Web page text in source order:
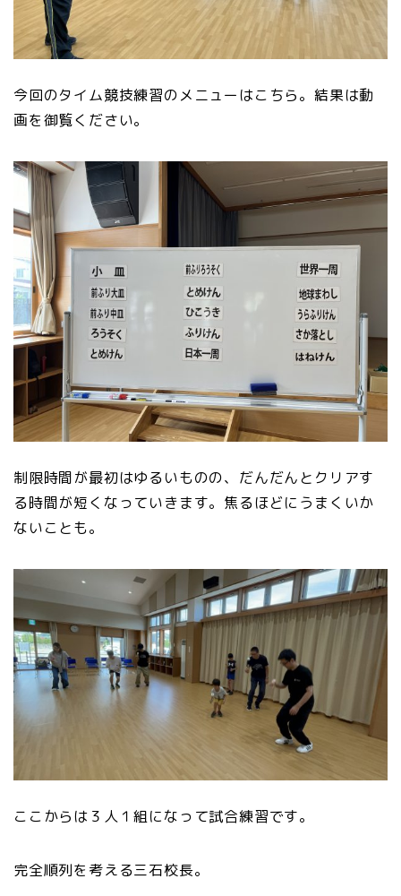
今回のタイム競技練習のメニューはこちら。結果は動
画を御覧ください。
制限時間が最初はゆるいものの、だんだんとクリアす
る時間が短くなっていきます。焦るほどにうまくいか
ないことも。
ここからは３人１組になって試合練習です。
完全順列を考える三石校長。